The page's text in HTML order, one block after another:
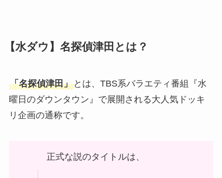
【水ダウ】名探偵津田とは？
「名探偵津田」とは、TBS系バラエティ番組『水
曜日のダウンタウン』で展開される大人気ドッキ
リ企画の通称です。
正式な説のタイトルは、